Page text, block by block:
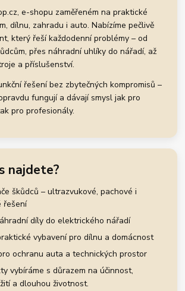
e-shopu zaměřeném na praktické
dílnu, zahradu i auto. Nabízíme pečlivě
který řeší každodenní problémy – od
přes náhradní uhlíky do nářadí, až
a příslušenství.
řešení bez zbytečných kompromisů –
fungují a dávají smysl jak pro
pro profesionály.
najdete?
škůdců – ultrazvukové, pachové i
řešení
díly do elektrického nářadí
vybavení pro dílnu a domácnost
ochranu auta a technických prostor
vybíráme s důrazem na účinnost,
a dlouhou životnost.